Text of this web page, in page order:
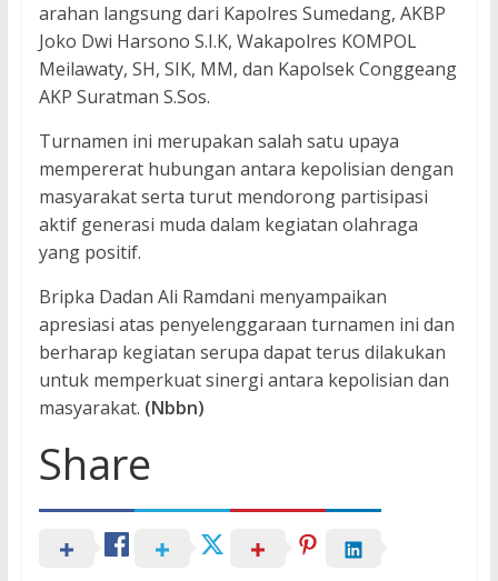
arahan langsung dari Kapolres Sumedang, AKBP
Joko Dwi Harsono S.I.K, Wakapolres KOMPOL
Meilawaty, SH, SIK, MM, dan Kapolsek Conggeang
AKP Suratman S.Sos.
Turnamen ini merupakan salah satu upaya
mempererat hubungan antara kepolisian dengan
masyarakat serta turut mendorong partisipasi
aktif generasi muda dalam kegiatan olahraga
yang positif.
Bripka Dadan Ali Ramdani menyampaikan
apresiasi atas penyelenggaraan turnamen ini dan
berharap kegiatan serupa dapat terus dilakukan
untuk memperkuat sinergi antara kepolisian dan
masyarakat. (Nbbn)
Share